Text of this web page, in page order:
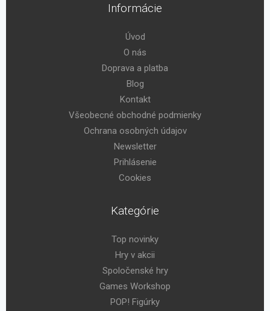
Informácie
Úvod
O nás
Doprava a platba
Blog
Kontakt
Všeobecné obchodné podmienky
Ochrana osobných údajov
Newsletter
Prihlásenie
Cookies
Kategórie
Top novinky
Hry v akcii
Spoločenské hry
Games Workshop
POP! Figúrky